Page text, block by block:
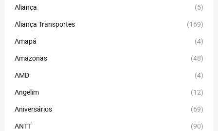
Aliança (5)
Aliança Transportes (169)
Amapá (4)
Amazonas (48)
AMD (4)
Angelim (12)
Aniversários (69)
ANTT (90)